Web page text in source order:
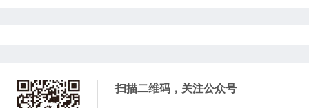
扫描二维码，关注公众号